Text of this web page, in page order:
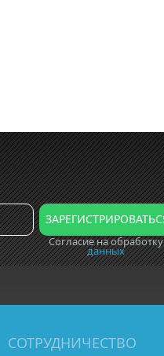
Согласие на обработку
данных
СОТРУДНИЧЕСТВО